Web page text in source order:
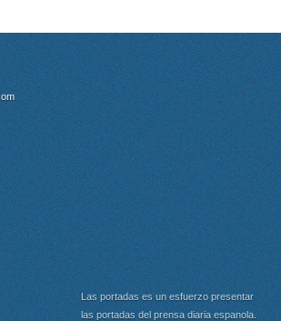
Las portadas es un esfuerzo presentar
las portadas del prensa diaria espanola.